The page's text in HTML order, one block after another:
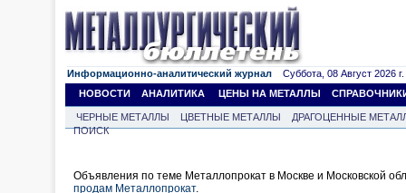
Информационно-аналитический журнал Суббота, 08 Август 2026 г.
НОВОСТИ
АНАЛИТИКА ЦЕНЫ НА МЕТАЛЛЫ
ЧЕРНЫЕ МЕТАЛЛЫ ЦВЕТНЫЕ МЕТАЛЛЫ
ДРАГОЦЕННЫЕ
ПОИСК
Объявления по теме Металлопрокат в Москве и Московской
продам Металлопрокат.